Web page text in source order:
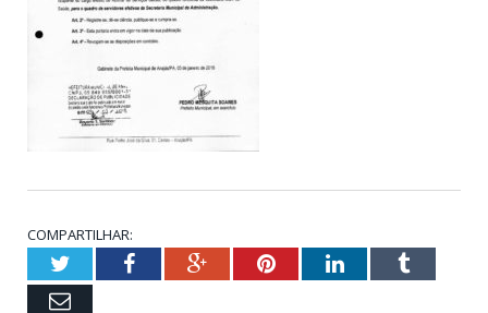
COMPARTILHAR:
TwitterFacebookGoogle+PinterestLinkedInTumblr
Email